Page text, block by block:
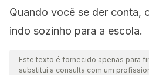
Quando você se der conta,
indo sozinho para a escola.
Este texto é fornecido apenas para
substitui a consulta com um